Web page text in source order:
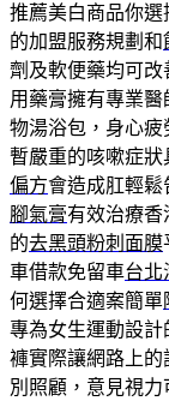
推薦美白商品你選
的加盟服務規劃和
劑及軟便藥均可改
用藥膏擁有專業
物湯浴包，身心
暫嚴重的咳嗽症
偏方會造成肛輕鬆
腳氣膏有效治療香
的去黑頭粉刺面膜
車借款免留車台北
何選擇合適案簡單
專為女生運動設計
褲實際讓網路上的
別照顧，意見視